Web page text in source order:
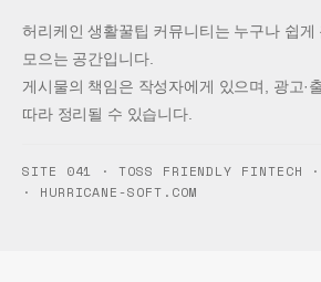
허리케인 생활꿀팁 커뮤니티는 누구나 쉽게
모으는 공간입니다.
게시물의 책임은 작성자에게 있으며, 광고·
따라 정리될 수 있습니다.
SITE 041 · TOSS FRIENDLY FINTECH ·
· HURRICANE-SOFT.COM